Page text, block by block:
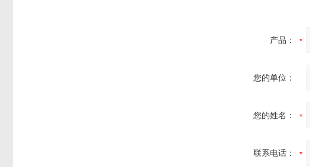
产品：
您的单位：
您的姓名：
联系电话：